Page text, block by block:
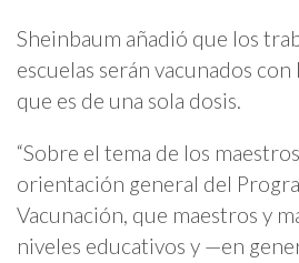
Sheinbaum añadió que los
escuelas serán vacunados con
que es de una sola dosis.
“Sobre el tema de los
orientación general del
Vacunación, que maestros y
niveles educativos y —en